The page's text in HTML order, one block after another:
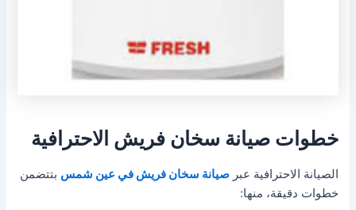
خطوات صيانة سخان فريش الاحترافية
الصيانة الاحترافية عبرصيانة سخان فريش في عين شمس بتتضمن
خطوات دقيقة، منها: